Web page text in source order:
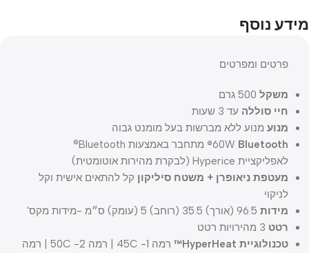
מידע נוסף
פרטים ומפרטים
משקל 500 גרם
חיי סוללה עד 3 שעות
מנוע מנוע ללא מברשות בעל מומנט גבוה
60W Bluetooth®
מתחבר באמצעות Bluetooth®
לאפליקציית Hyperice (לבקרת מהירות אוטומטית)
מעטפת ניאופרן + משטח סיליקון קל להתאים אישית וקל
לניקוי
מידות
רטט
טכנולוגיית HyperHeat™
רמה 1- 45C | רמה 2- 50C | רמה